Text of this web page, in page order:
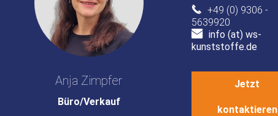
Anja Zimpfer
Büro/Verkauf
+49 (0) 9306 -
5639920
info (at) ws-
kunststoffe.de
Jetzt
kontaktieren